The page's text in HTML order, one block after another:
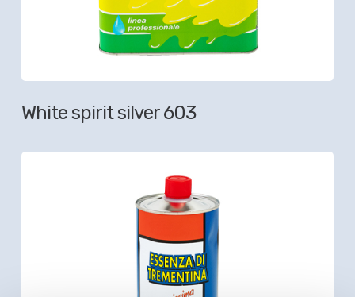
White spirit silver 603